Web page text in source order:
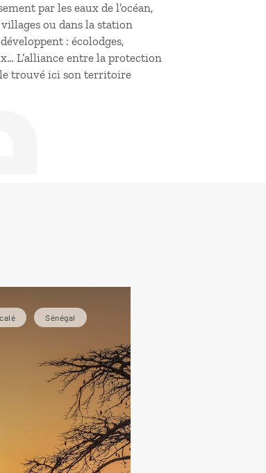
par les eaux de l’océan,
ou dans la station
: écolodges,
L’alliance entre la protection
trouvé ici son territoire
Sénégal